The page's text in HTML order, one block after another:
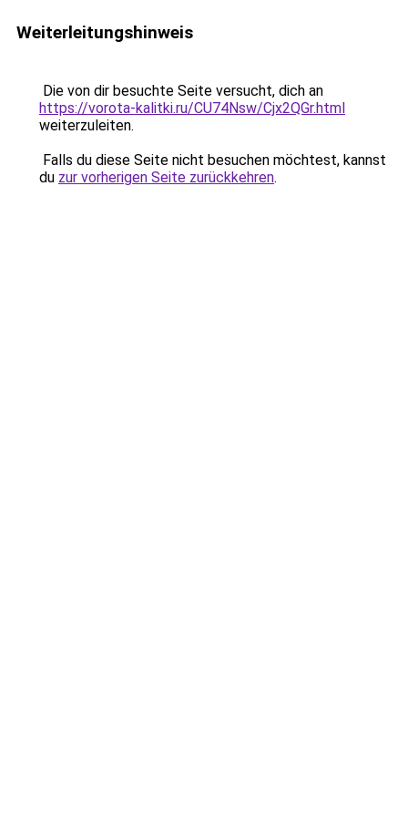
Weiterleitungshinweis
Die von dir besuchte Seite versucht, dich an
https://vorota-kalitki.ru/CU74Nsw/Cjx2QGr.html
weiterzuleiten.
Falls du diese Seite nicht besuchen möchtest, kannst
du zur vorherigen Seite zurückkehren.